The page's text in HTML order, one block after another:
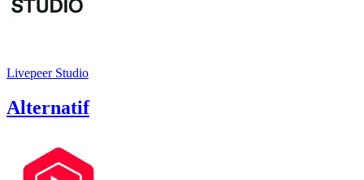
Livepeer Studio
Alternatif